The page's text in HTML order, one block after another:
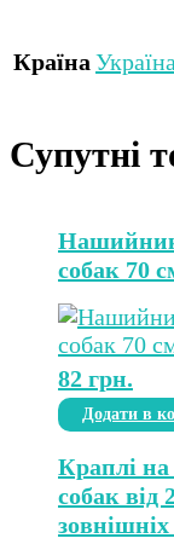
Країна Україна
Супутні
Нашийник
собак 70
82 грн.
Додати в
Краплі
собак від